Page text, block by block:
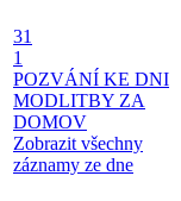
31
1
POZVÁNÍ KE DNI
MODLITBY ZA
DOMOV
Zobrazit všechny
záznamy ze dne